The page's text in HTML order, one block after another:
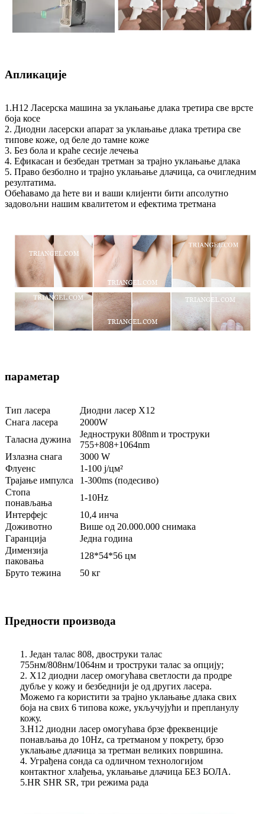
Апликације
1.H12 Ласерска машина за уклањање длака третира све врсте
боја косе
2. Диодни ласерски апарат за уклањање длака третира све
типове коже, од беле до тамне коже
3. Без бола и краће сесије лечења
4. Ефикасан и безбедан третман за трајно уклањање длака
5. Право безболно и трајно уклањање длачица, са очигледним
резултатима.
Обећавамо да ћете ви и ваши клијенти бити апсолутно
задовољни нашим квалитетом и ефектима третмана
параметар
Тип ласера
Диодни ласер Х12
Снага ласера
2000W
Таласна дужина
Једноструки 808nm и троструки
755+808+1064nm
Излазна снага
3000 W
Флуенс
1-100 ј/цм²
Трајање импулса
1-300ms (подесиво)
Стопа
понављања
1-10Hz
Интерфејс
10,4 инча
Доживотно
Више од 20.000.000 снимака
Гаранција
Једна година
Димензија
паковања
128*54*56 цм
Бруто тежина
50 кг
Предности производа
1. Један талас 808, двоструки талас
755нм/808нм/1064нм и троструки талас за опцију;
2. Х12 диодни ласер омогућава светлости да продре
дубље у кожу и безбеднији је од других ласера.
Можемо га користити за трајно уклањање длака свих
боја на свих 6 типова коже, укључујући и препланулу
кожу.
3.H12 диодни ласер омогућава брзе фреквенције
понављања до 10Hz, са третманом у покрету, брзо
уклањање длачица за третман великих површина.
4. Уграђена сонда са одличном технологијом
контактног хлађења, уклањање длачица БЕЗ БОЛА.
5.HR SHR SR, три режима рада